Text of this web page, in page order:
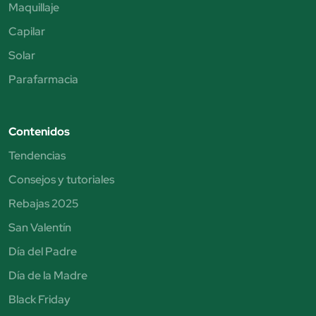
Maquillaje
Capilar
Solar
Parafarmacia
Contenidos
Tendencias
Consejos y tutoriales
Rebajas 2025
San Valentín
Día del Padre
Día de la Madre
Black Friday